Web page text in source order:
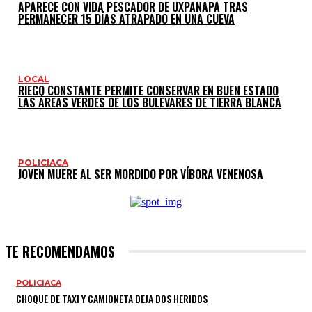
APARECE CON VIDA PESCADOR DE UXPANAPA TRAS
PERMANECER 15 DÍAS ATRAPADO EN UNA CUEVA
LOCAL
RIEGO CONSTANTE PERMITE CONSERVAR EN BUEN ESTADO
LAS ÁREAS VERDES DE LOS BULEVARES DE TIERRA BLANCA
POLICIACA
JOVEN MUERE AL SER MORDIDO POR VÍBORA VENENOSA
TE RECOMENDAMOS
POLICIACA
CHOQUE DE TAXI Y CAMIONETA DEJA DOS HERIDOS